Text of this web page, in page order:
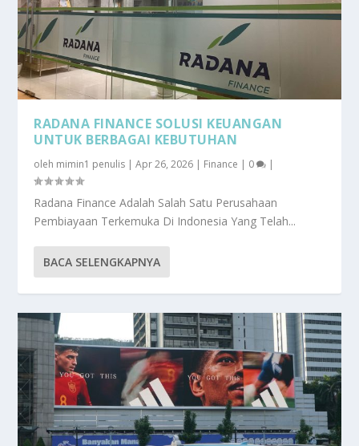
RADANA FINANCE SOLUSI KEUANGAN
UNTUK BERBAGAI KEBUTUHAN
oleh mimin1 penulis |Apr 26, 2026 | Finance | 0 |
Radana Finance Adalah Salah Satu Perusahaan
Pembiayaan Terkemuka Di Indonesia Yang Telah...
BACA SELENGKAPNYA